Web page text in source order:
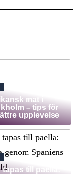
mat i
– tips för
upplevelse
tapas till paella: